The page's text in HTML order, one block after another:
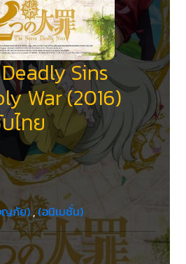
Sins
War (2016)
ไทย
ญภัย),(อนิเมชั่น)